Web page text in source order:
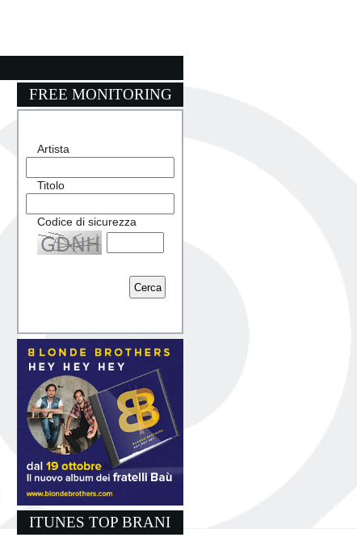
FREE MONITORING
Artista
Titolo
Codice di sicurezza
Captcha
ITUNES TOP BRANI